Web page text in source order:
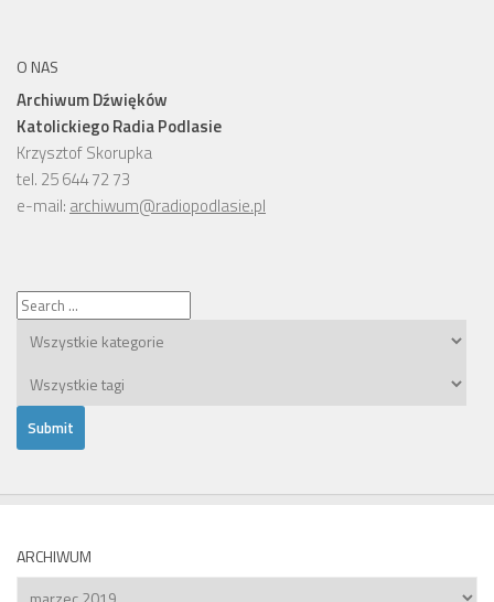
O NAS
Archiwum Dźwięków
Katolickiego Radia Podlasie
Krzysztof Skorupka
tel. 25 644 72 73
e-mail: archiwum@radiopodlasie.pl
ARCHIWUM
Archiwum